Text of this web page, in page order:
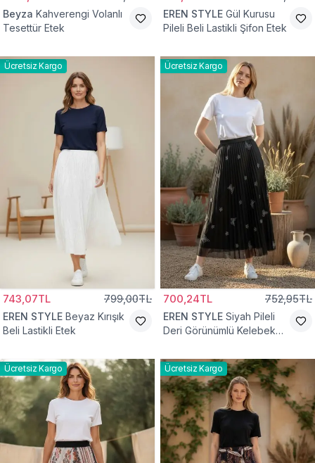
Beyza Kahverengi Volanlı
Tesettür Etek
EREN STYLE Gül Kurusu
Pileli Beli Lastikli Şifon Etek
Ücretsiz Kargo
743,07TL 799,00TL
EREN STYLE Beyaz Kırışık
Beli Lastikli Etek
Ücretsiz Kargo
700,24TL 752,95TL
EREN STYLE Siyah Pileli
Deri Görünümlü Kelebek
Viskon Etek
Ücretsiz Kargo Ücretsiz Kargo